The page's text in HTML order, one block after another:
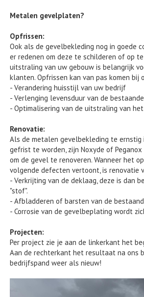
Metalen gevelplaten?
Opfrissen:
Ook als de gevelbekleding nog in goede
er redenen om deze te schilderen of op
uitstraling van uw gebouw is belangrijk
klanten. Opfrissen kan van pas komen bij
- Verandering huisstijl van uw bedrijf
- Verlenging levensduur van de
- Optimalisering van de uitstraling van
Renovatie:
Als de metalen gevelbekleding te ernstig
gefrist te worden, zijn Noxyde of
om de gevel te renoveren. Wanneer het
volgende defecten vertoont, is renovatie
- Verkrijting van de deklaag, deze is dan
"stof".
- Afbladderen of barsten van de
- Corrosie van de gevelbeplating wordt
Projecten:
Per project zie je aan de linkerkant het
Aan de rechterkant het resultaat na ons
bedrijfspand weer als nieuw!